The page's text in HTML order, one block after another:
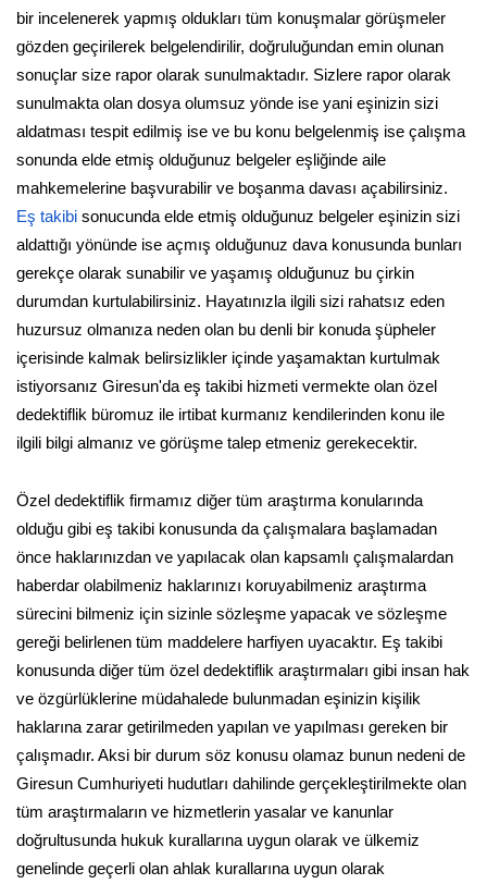
bir incelenerek yapmış oldukları tüm konuşmalar görüşmeler
gözden geçirilerek belgelendirilir, doğruluğundan emin olunan
sonuçlar size rapor olarak sunulmaktadır. Sizlere rapor olarak
sunulmakta olan dosya olumsuz yönde ise yani eşinizin sizi
aldatması tespit edilmiş ise ve bu konu belgelenmiş ise çalışma
sonunda elde etmiş olduğunuz belgeler eşliğinde aile
mahkemelerine başvurabilir ve boşanma davası açabilirsiniz.
Eş takibi sonucunda elde etmiş olduğunuz belgeler eşinizin sizi
aldattığı yönünde ise açmış olduğunuz dava konusunda bunları
gerekçe olarak sunabilir ve yaşamış olduğunuz bu çirkin
durumdan kurtulabilirsiniz. Hayatınızla ilgili sizi rahatsız eden
huzursuz olmanıza neden olan bu denli bir konuda şüpheler
içerisinde kalmak belirsizlikler içinde yaşamaktan kurtulmak
istiyorsanız Giresun'da eş takibi hizmeti vermekte olan özel
dedektiflik büromuz ile irtibat kurmanız kendilerinden konu ile
ilgili bilgi almanız ve görüşme talep etmeniz gerekecektir.
Özel dedektiflik firmamız diğer tüm araştırma konularında
olduğu gibi eş takibi konusunda da çalışmalara başlamadan
önce haklarınızdan ve yapılacak olan kapsamlı çalışmalardan
haberdar olabilmeniz haklarınızı koruyabilmeniz araştırma
sürecini bilmeniz için sizinle sözleşme yapacak ve sözleşme
gereği belirlenen tüm maddelere harfiyen uyacaktır. Eş takibi
konusunda diğer tüm özel dedektiflik araştırmaları gibi insan hak
ve özgürlüklerine müdahalede bulunmadan eşinizin kişilik
haklarına zarar getirilmeden yapılan ve yapılması gereken bir
çalışmadır. Aksi bir durum söz konusu olamaz bunun nedeni de
Giresun Cumhuriyeti hudutları dahilinde gerçekleştirilmekte olan
tüm araştırmaların ve hizmetlerin yasalar ve kanunlar
doğrultusunda hukuk kurallarına uygun olarak ve ülkemiz
genelinde geçerli olan ahlak kurallarına uygun olarak